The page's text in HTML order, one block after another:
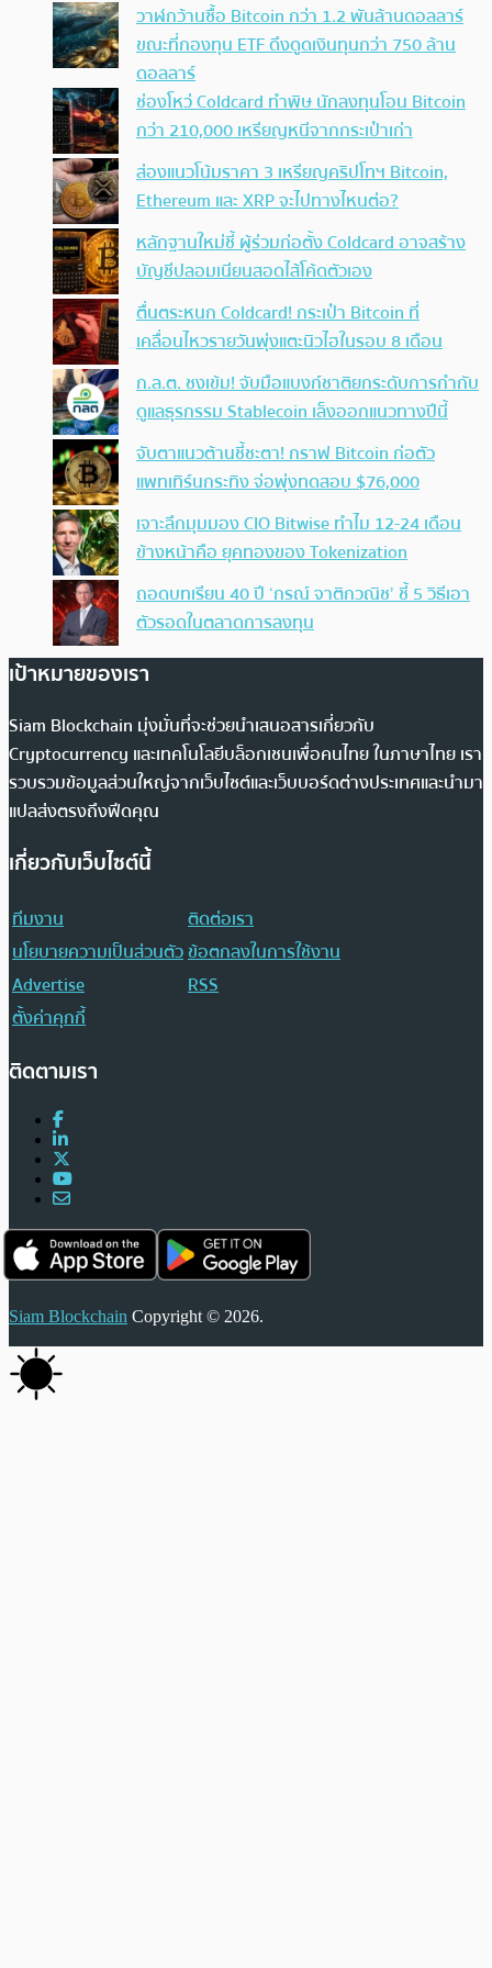
วาฬกว้านซื้อ Bitcoin กว่า 1.2 พันล้านดอลลาร์
ขณะที่กองทุน ETF ดึงดูดเงินทุนกว่า 750 ล้าน
ดอลลาร์
ช่องโหว่ Coldcard ทำพิษ นักลงทุนโอน Bitcoin
กว่า 210,000 เหรียญหนีจากกระเป๋าเก่า
ส่องแนวโน้มราคา 3 เหรียญคริปโทฯ Bitcoin,
Ethereum และ XRP จะไปทางไหนต่อ?
หลักฐานใหม่ชี้ ผู้ร่วมก่อตั้ง Coldcard อาจสร้าง
บัญชีปลอมเนียนสอดไส้โค้ดตัวเอง
ตื่นตระหนก Coldcard! กระเป๋า Bitcoin ที่
เคลื่อนไหวรายวันพุ่งแตะนิวไฮในรอบ 8 เดือน
ก.ล.ต. ชงเข้ม! จับมือแบงก์ชาติยกระดับการกำกับ
ดูแลธุรกรรม Stablecoin เล็งออกแนวทางปีนี้
จับตาแนวต้านชี้ชะตา! กราฟ Bitcoin ก่อตัว
แพทเทิร์นกระทิง จ่อพุ่งทดสอบ $76,000
เจาะลึกมุมมอง CIO Bitwise ทำไม 12-24 เดือน
ข้างหน้าคือ ยุคทองของ Tokenization
ถอดบทเรียน 40 ปี ‘กรณ์ จาติกวณิช’ ชี้ 5 วิธีเอา
ตัวรอดในตลาดการลงทุน
เป้าหมายของเรา
Siam Blockchain มุ่งมั่นที่จะช่วยนำเสนอสารเกี่ยวกับ
Cryptocurrency และเทคโนโลยีบล็อกเชนเพื่อคนไทย ในภาษาไทย เรา
รวบรวมข้อมูลส่วนใหญ่จากเว็บไซต์และเว็บบอร์ดต่างประเทศและนำมา
แปลส่งตรงถึงฟีดคุณ
เกี่ยวกับเว็บไซต์นี้
ทีมงาน
ติดต่อเรา
นโยบายความเป็นส่วนตัวข้อตกลงในการใช้งาน
Advertise
RSS
ตั้งค่าคุกกี้
ติดตามเรา
Siam Blockchain Copyright © 2026.